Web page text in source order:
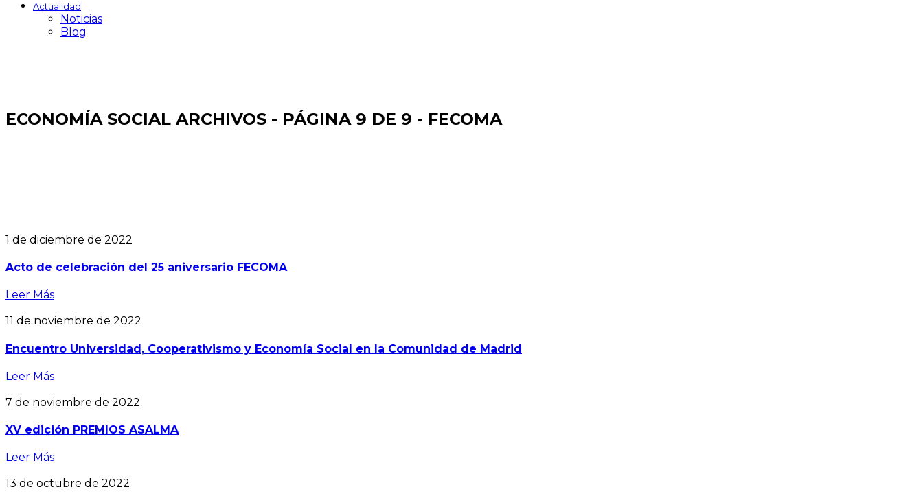
Actualidad
Noticias
Blog
ECONOMÍA SOCIAL ARCHIVOS - PÁGINA 9 DE 9 - FECOMA
1 de diciembre de 2022
Acto de celebración del 25 aniversario FECOMA
Leer Más
11 de noviembre de 2022
Encuentro Universidad, Cooperativismo y Economía Social en la Comunidad de Madrid
Leer Más
7 de noviembre de 2022
XV edición PREMIOS ASALMA
Leer Más
13 de octubre de 2022